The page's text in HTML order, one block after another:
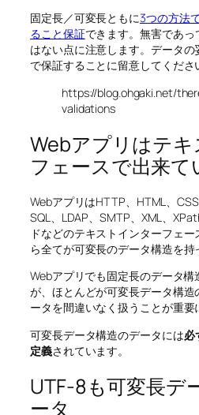
固定長／可変長ともに3つの方法
ること保証できます。無害であ
はない点に注意します。データの
で保証することに留意してくださ
https://blog.ohgaki.net/
validations
Webアプリはテ
フェースで出来て
WebアプリはHTTP、HTML、
SQL、LDAP、SMTP、XML、
ドなどのテキストインターフェ
ら全てが可変長のデータ構造を持
Webアプリでも固定長のデータ
が、ほとんどが可変長データ構
ータを間違いなく扱うことが重要
可変長データ構造のデータには必
定義されています。
UTF-8も可変長デ
ータ